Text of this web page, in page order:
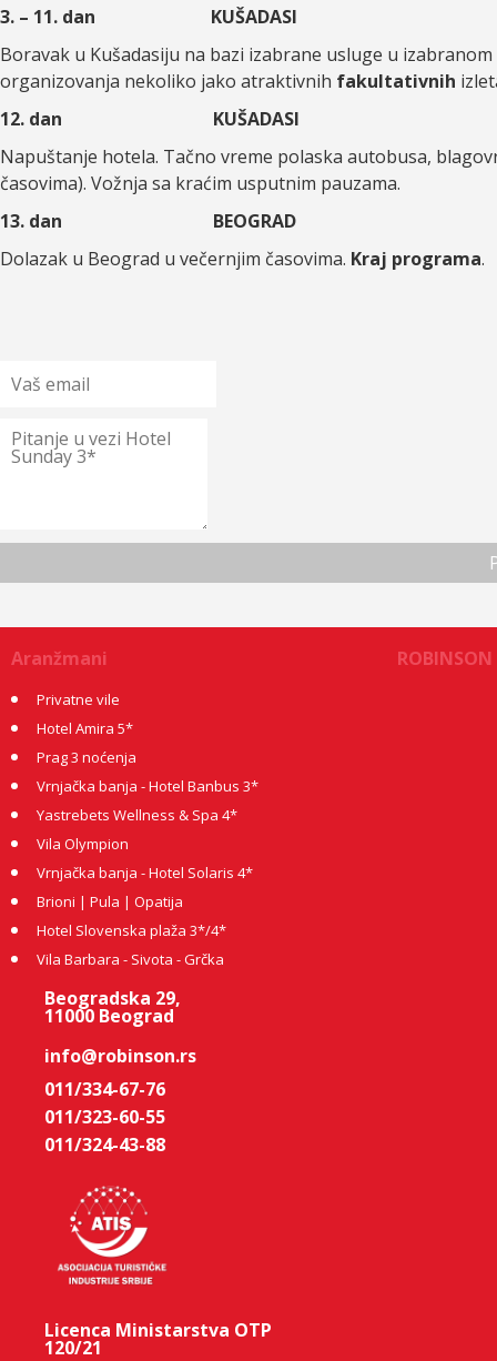
3. – 11. dan KUŠADASI
Boravak u Kušadasiju na bazi izabrane usluge u
organizovanja nekoliko jako atraktivnih fakultativnih
12. dan KUŠADASI
Napuštanje hotela. Tačno vreme polaska autobusa,
časovima). Vožnja sa kraćim usputnim pauzama.
13. dan BEOGRAD
Dolazak u Beograd u večernjim časovima. Kraj programa.
Aranžmani
Privatne vile
Hotel Amira 5*
Prag 3 noćenja
Vrnjačka banja - Hotel Banbus 3*
Yastrebets Wellness & Spa 4*
Vila Olympion
Vrnjačka banja - Hotel Solaris 4*
Brioni | Pula | Opatija
Hotel Slovenska plaža 3*/4*
Vila Barbara - Sivota - Grčka
ROBINSON
Beogradska 29,
11000 Beograd
info@robinson.rs
011/334-67-76
011/323-60-55
011/324-43-88
Licenca Ministarstva OTP
120/21